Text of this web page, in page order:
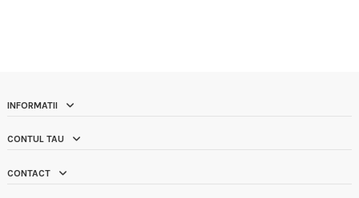
INFORMATII
CONTUL TAU
CONTACT